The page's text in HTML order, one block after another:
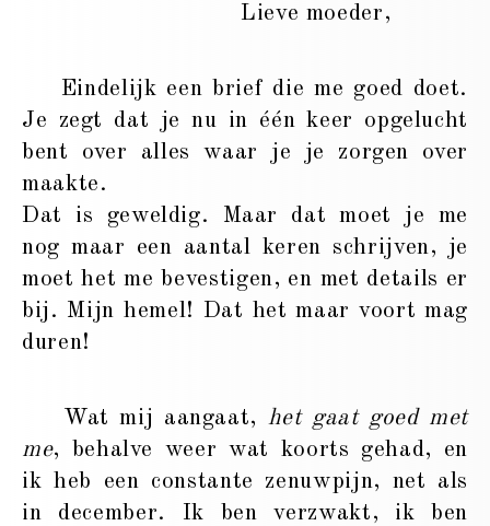
Lieve moeder,
Eindelijk een brief die me goed doet.
Je zegt dat je nu in één keer opgelucht
bent over alles waar je je zorgen over
maakte.
Dat is geweldig. Maar dat moet je me
nog maar een aantal keren schrijven, je
moet het me bevestigen, en met details er
bij. Mijn hemel! Dat het maar voort mag
duren!
Wat mij aangaat, het gaat goed met
me, behalve weer wat koorts gehad, en
ik heb een constante zenuwpijn, net als
in december. Ik ben verzwakt, ik ben